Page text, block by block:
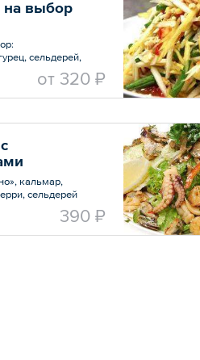
на выбор
сельдерей,
сельдерей, свеже
кинза, арахис) —
oт 320 ₽
кальмар,
сельдерей
390 ₽